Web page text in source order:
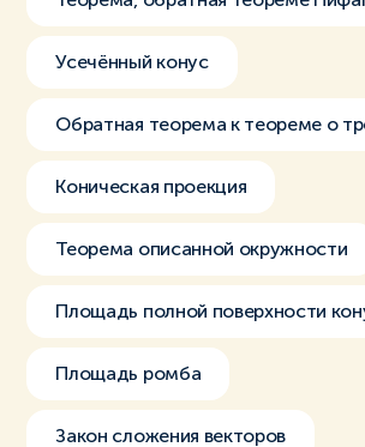
Усечённый конус
Обратная теорема к теореме о
Коническая проекция
Теорема описанной окружности
Площадь полной поверхности
Площадь ромба
Закон сложения векторов